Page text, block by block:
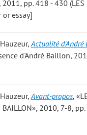
pp. 418 - 430 (LES
or essay]
, Actualité d'André
d'André Baillon,
,Avant-propos,
BAILLON», 2010, 7-8,